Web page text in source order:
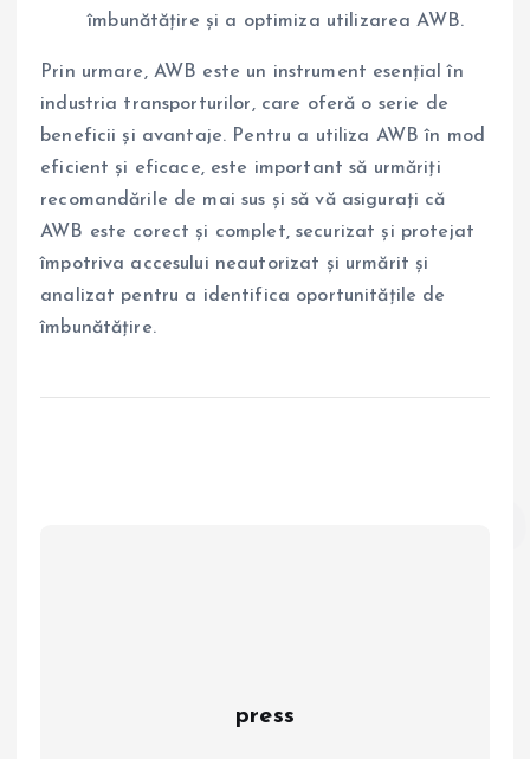
îmbunătățire și a optimiza utilizarea AWB.
Prin urmare, AWB este un instrument esențial în
industria transporturilor, care oferă o serie de
beneficii și avantaje. Pentru a utiliza AWB în mod
eficient și eficace, este important să urmăriți
recomandările de mai sus și să vă asigurați că
AWB este corect și complet, securizat și protejat
împotriva accesului neautorizat și urmărit și
analizat pentru a identifica oportunitățile de
îmbunătățire.
press